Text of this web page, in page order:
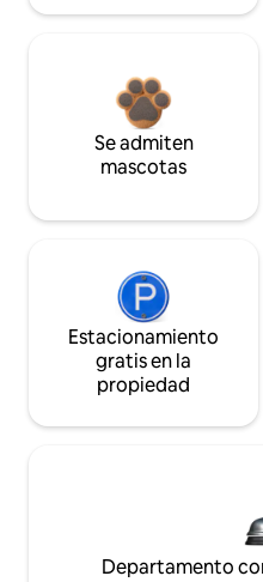
Se admiten
mascotas
Estacionamiento
gratis en la
propiedad
Departamento